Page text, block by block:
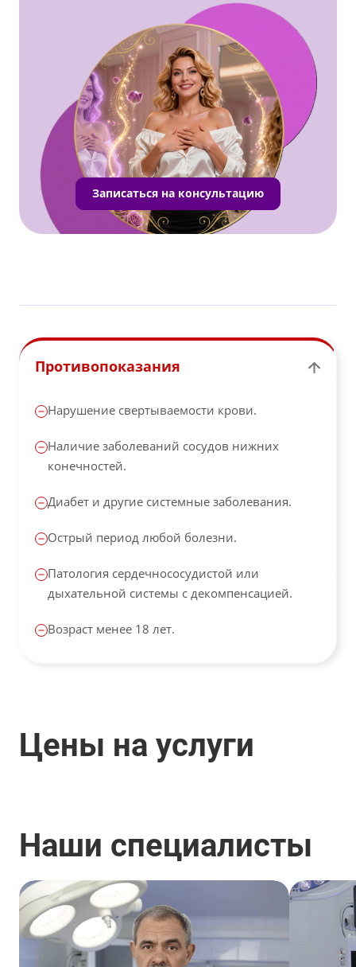
Записаться на консультацию
Противопоказания
Нарушение свертываемости крови.
Наличие заболеваний сосудов нижних
конечностей.
Диабет и другие системные заболевания.
Острый период любой болезни.
Патология сердечнососудистой или
дыхательной системы с декомпенсацией.
Возраст менее 18 лет.
Цены на услуги
Наши специалисты